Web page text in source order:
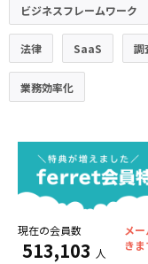
ビジネスフレームワーク
法律 SaaS 調
業務効率化
現在の会員数
513,103 人
メ
き